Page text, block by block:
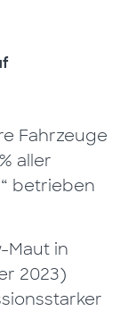
Fahrzeuge
aller
betrieben
Maut in
2023)